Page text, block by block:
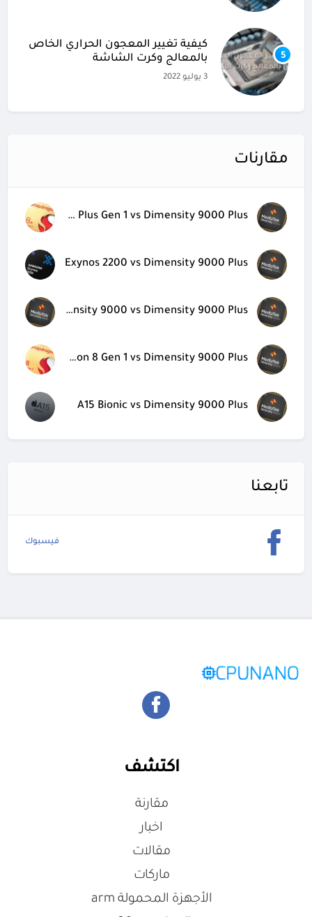
5
كيفية تغيير المعجون الحراري الخاص
بالمعالج وكرت الشاشة
مقارنات
Snapdragon 8 Plus Gen 1 vs Dimensity 9000 Plus
Exynos 2200 vs Dimensity 9000 Plus
Dimensity 9000 vs Dimensity 9000 Plus
Snapdragon 8 Gen 1 vs Dimensity 9000 Plus
A15 Bionic vs Dimensity 9000 Plus
تابعنا
فيسبوك
اكتشف
مقارنة
اخبار
مقالات
ماركات
الأجهزة المحمولة arm